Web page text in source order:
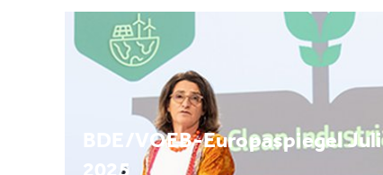
BDE/VOEB-Europaspiegel Juli
2025